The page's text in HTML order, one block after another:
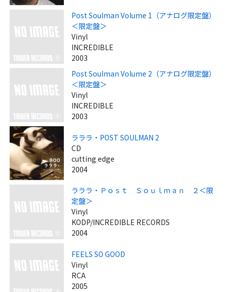
Post Soulman Volume 1（アナログ限定盤）
＜限定盤＞
Vinyl
INCREDIBLE
2003
Post Soulman Volume 2（アナログ限定盤）
＜限定盤＞
Vinyl
INCREDIBLE
2003
ラララ・POST SOULMAN 2
CD
cutting edge
2004
ラララ・Ｐｏｓｔ Ｓｏｕｌｍａｎ ２＜限
定盤＞
Vinyl
KODP/INCREDIBLE RECORDS
2004
FEELS SO GOOD
Vinyl
RCA
2005